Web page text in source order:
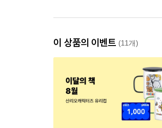
이 상품의 이벤트 (11개)